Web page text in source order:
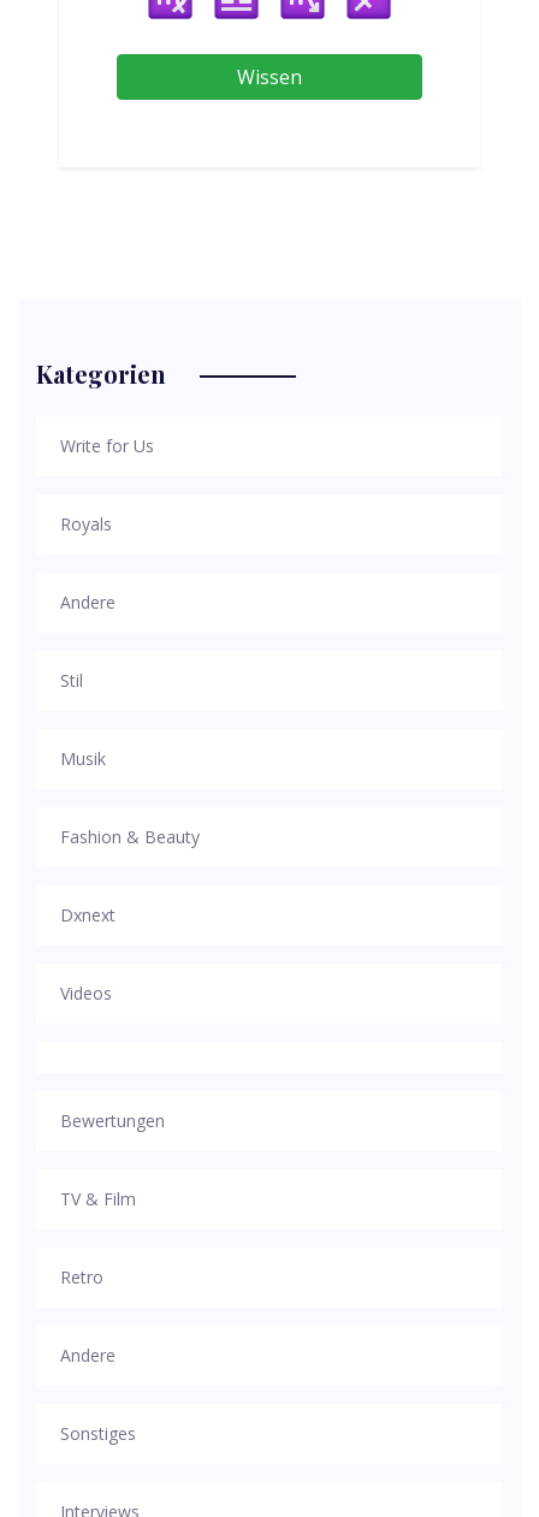
Wissen
Kategorien
Write for Us
Royals
Andere
Stil
Musik
Fashion & Beauty
Dxnext
Videos
Bewertungen
TV & Film
Retro
Andere
Sonstiges
Interviews